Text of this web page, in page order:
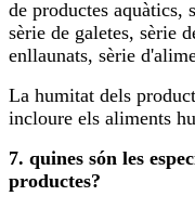
de productes aquàtics,
sèrie de galetes, sèrie
enllaunats, sèrie
La humitat dels
incloure els aliments
7. quines són les
productes?